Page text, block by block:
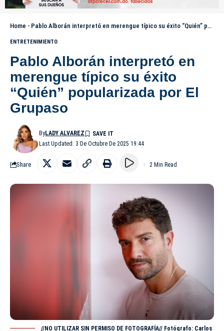
Home - Pablo Alborán interpretó en merengue típico su éxito “Quién” popularizada por El Grupaso
ENTRETENIMIENTO
Pablo Alborán interpretó en
merengue típico su éxito
“Quién” popularizada por El
Grupaso
Last Updated: 3 De Octubre De 2025 19:44
ByLADY ALVAREZ
Share 2 Min Read
//NO UTILIZAR SIN PERMISO DE FOTOGRAFÍA// Fotógrafo: Carlos